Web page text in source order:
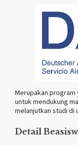
Merupakan program
untuk mendukung
melanjutkan studi di
Detail